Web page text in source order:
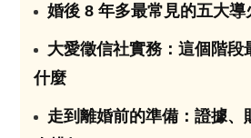
婚後 8 年多最常見的五大導
大愛徵信社實務：這個階段
什麼
走到離婚前的準備：證據、